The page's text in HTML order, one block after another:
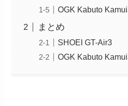
OGK Kabuto
まとめ
SHOEI GT-Air3
OGK Kabuto